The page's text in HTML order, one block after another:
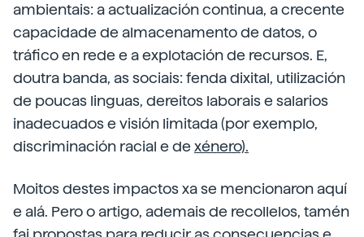
ambientais: a actualización continua, a crecente
capacidade de almacenamento de datos, o
tráfico en rede e a explotación de recursos. E,
doutra banda, as sociais: fenda dixital, utilización
de poucas linguas, dereitos laborais e salarios
inadecuados e visión limitada (por exemplo,
discriminación racial e de xénero).
Moitos destes impactos xa se mencionaron aquí
e alá. Pero o artigo, ademais de recollelos, tamén